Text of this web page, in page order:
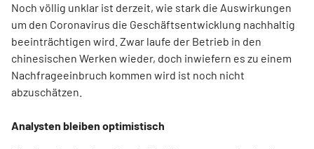
Noch völlig unklar ist derzeit, wie stark die Auswirkungen
um den Coronavirus die Geschäftsentwicklung nachhaltig
beeinträchtigen wird. Zwar laufe der Betrieb in den
chinesischen Werken wieder, doch inwiefern es zu einem
Nachfrageeinbruch kommen wird ist noch nicht
abzuschätzen.
Analysten bleiben optimistisch